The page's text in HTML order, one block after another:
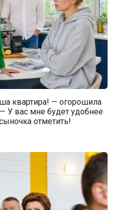
квартира! — огорошила
У вас мне будет удобнее
отметить!